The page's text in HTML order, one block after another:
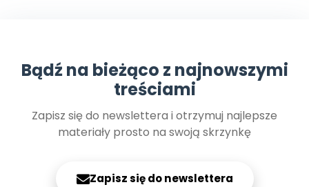
Bądź na bieżąco z najnowszymi
treściami
Zapisz się do newslettera i otrzymuj najlepsze
materiały prosto na swoją skrzynkę
Zapisz się do newslettera